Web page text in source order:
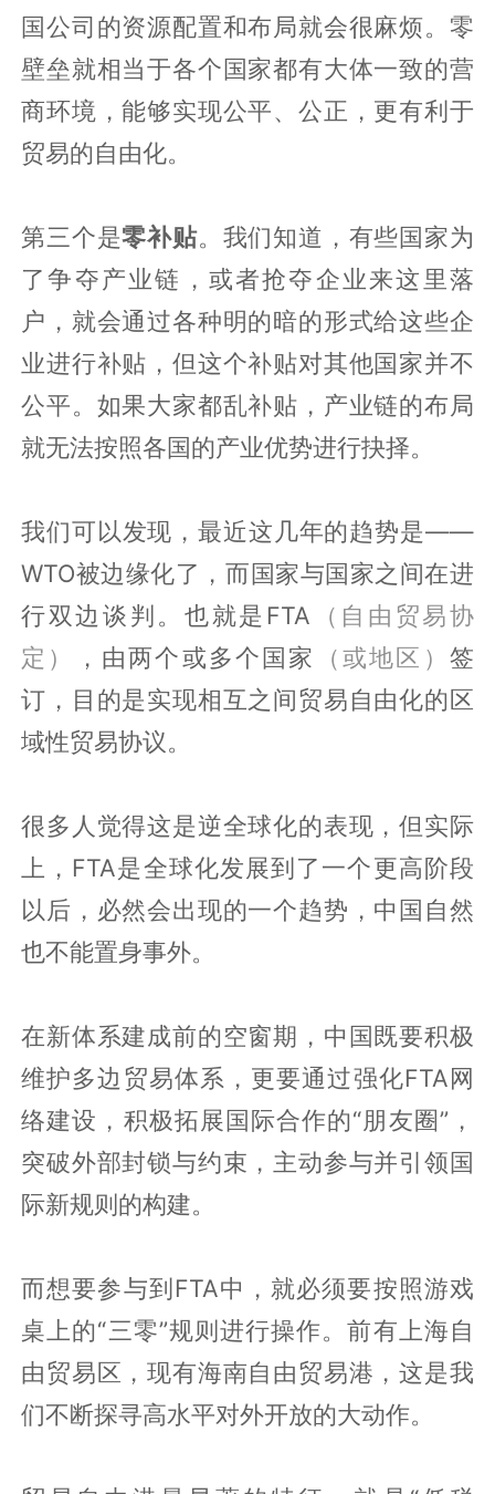
国公司的资源配置和布局就会很麻烦。零
壁垒就相当于各个国家都有大体一致的营
商环境，能够实现公平、公正，更有利于
贸易的自由化。
第三个是零补贴。我们知道，有些国家为
了争夺产业链，或者抢夺企业来这里落
户，就会通过各种明的暗的形式给这些企
业进行补贴，但这个补贴对其他国家并不
公平。如果大家都乱补贴，产业链的布局
就无法按照各国的产业优势进行抉择。
我们可以发现，最近这几年的趋势是——
WTO被边缘化了，而国家与国家之间在进
行双边谈判。也就是FTA （自由贸易协
定）
，由两个或多个国家 （或地区） 签
订，目的是实现相互之间贸易自由化的区
域性贸易协议。
很多人觉得这是逆全球化的表现，但实际
上，FTA是全球化发展到了一个更高阶段
以后，必然会出现的一个趋势，中国自然
也不能置身事外。
在新体系建成前的空窗期，中国既要积极
维护多边贸易体系，更要通过强化FTA网
络建设，积极拓展国际合作的“朋友圈”，
突破外部封锁与约束，主动参与并引领国
际新规则的构建。
而想要参与到FTA中，就必须要按照游戏
桌上的“三零”规则进行操作。前有上海自
由贸易区，现有海南自由贸易港，这是我
们不断探寻高水平对外开放的大动作。